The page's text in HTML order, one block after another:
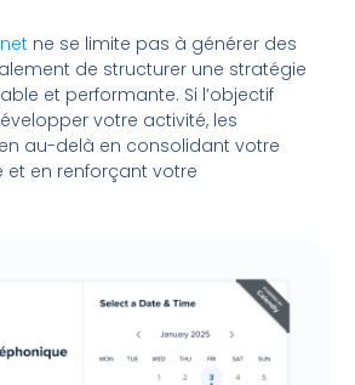
ne se limite pas à générer des
de structurer une stratégie
et performante. Si l’objectif
votre activité, les
au-delà en consolidant votre
et en renforçant votre